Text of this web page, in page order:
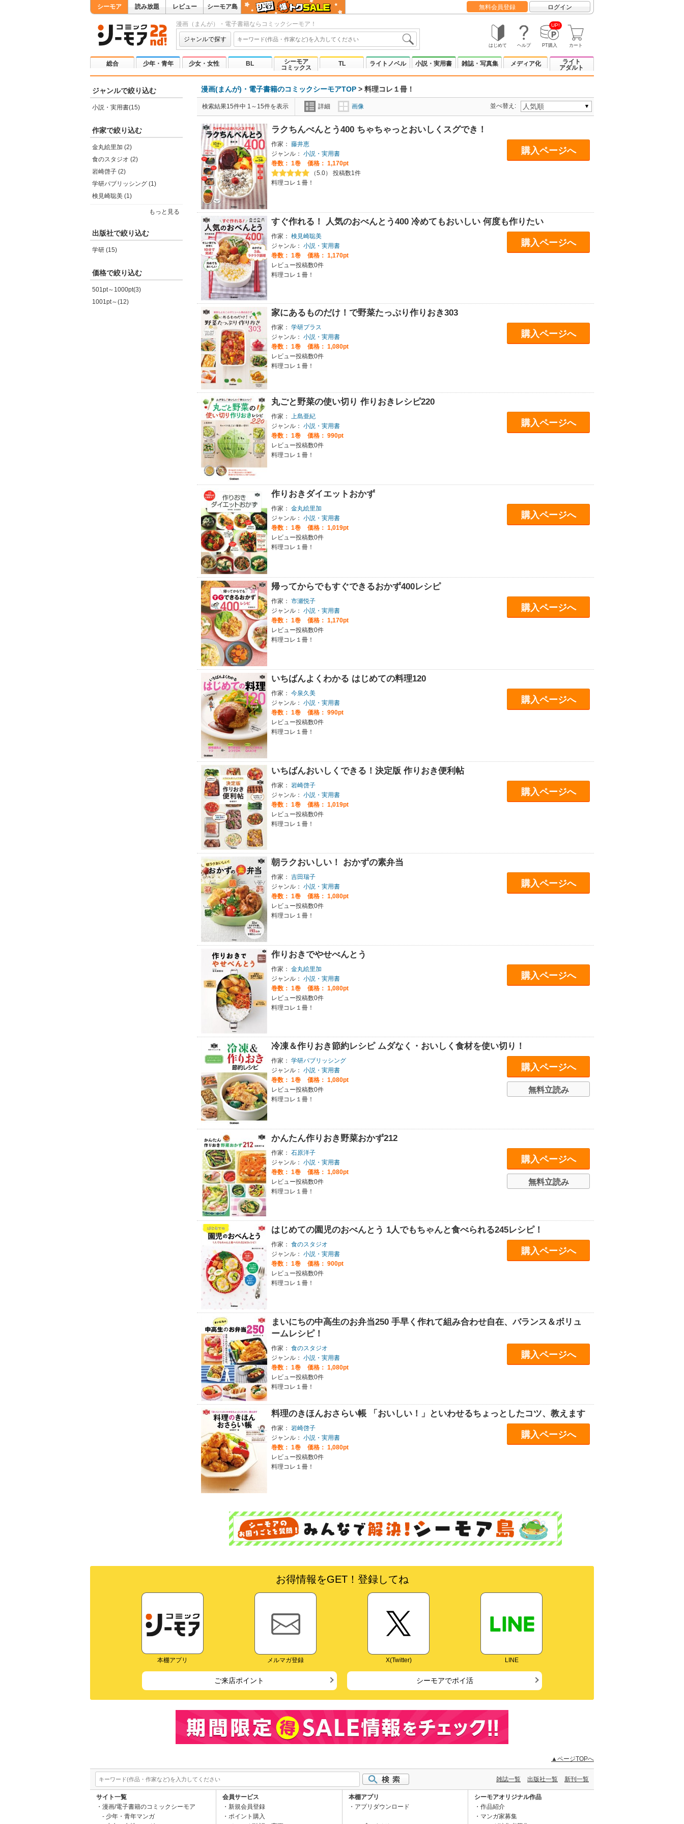
シーモア 読み放題 レビュー シーモア島 無料会員登録 ログイン
漫画（まんが）・電子書籍ならコミックシーモア！
ジャンルで探す
はじめて ヘルプ
UP!
PT購入 カート
総合 少年・青年 少女・女性 BL
シーモア
コミックス
TL ライトノベル 小説・実用書 雑誌・写真集 メディア化
ライト
アダルト
ジャンルで絞り込む
小説・実用書(15)
作家で絞り込む
金丸絵里加 (2)
食のスタジオ (2)
岩崎啓子 (2)
学研パブリッシング (1)
検見崎聡美 (1)
もっと見る
出版社で絞り込む
学研 (15)
価格で絞り込む
501pt～1000pt(3)
1001pt～(12)
漫画(まんが)・電子書籍のコミックシーモアTOP > 料理コレ１冊！
検索結果15件中 1～15件を表示 詳細 画像 並べ替え:
ラクちんべんとう400 ちゃちゃっとおいしくスグでき！
作家： 藤井恵
ジャンル： 小説・実用書
巻数： 1巻
価格： 1,170pt
（5.0） 投稿数1件
料理コレ１冊！
購入ページへ
すぐ作れる！ 人気のおべんとう400 冷めてもおいしい 何度も作りたい
作家： 検見崎聡美
ジャンル： 小説・実用書
巻数： 1巻
価格： 1,170pt
レビュー投稿数0件
料理コレ１冊！
購入ページへ
家にあるものだけ！で野菜たっぷり作りおき303
作家： 学研プラス
ジャンル： 小説・実用書
巻数： 1巻
価格： 1,080pt
レビュー投稿数0件
料理コレ１冊！
購入ページへ
丸ごと野菜の使い切り 作りおきレシピ220
作家： 上島亜紀
ジャンル： 小説・実用書
巻数： 1巻
価格： 990pt
レビュー投稿数0件
料理コレ１冊！
購入ページへ
作りおきダイエットおかず
作家： 金丸絵里加
ジャンル： 小説・実用書
巻数： 1巻
価格： 1,019pt
レビュー投稿数0件
料理コレ１冊！
購入ページへ
帰ってからでもすぐできるおかず400レシピ
作家： 市瀬悦子
ジャンル： 小説・実用書
巻数： 1巻
価格： 1,170pt
レビュー投稿数0件
料理コレ１冊！
購入ページへ
いちばんよくわかる はじめての料理120
作家： 今泉久美
ジャンル： 小説・実用書
巻数： 1巻
価格： 990pt
レビュー投稿数0件
料理コレ１冊！
購入ページへ
いちばんおいしくできる！決定版 作りおき便利帖
作家： 岩崎啓子
ジャンル： 小説・実用書
巻数： 1巻
価格： 1,019pt
レビュー投稿数0件
料理コレ１冊！
購入ページへ
朝ラクおいしい！ おかずの素弁当
作家： 吉田瑞子
ジャンル： 小説・実用書
巻数： 1巻
価格： 1,080pt
レビュー投稿数0件
料理コレ１冊！
購入ページへ
作りおきでやせべんとう
作家： 金丸絵里加
ジャンル： 小説・実用書
巻数： 1巻
価格： 1,080pt
レビュー投稿数0件
料理コレ１冊！
購入ページへ
冷凍＆作りおき節約レシピ ムダなく・おいしく食材を使い切り！
作家： 学研パブリッシング
ジャンル： 小説・実用書
巻数： 1巻
価格： 1,080pt
レビュー投稿数0件
料理コレ１冊！
購入ページへ
無料立読み
かんたん作りおき野菜おかず212
作家： 石原洋子
ジャンル： 小説・実用書
巻数： 1巻
価格： 1,080pt
レビュー投稿数0件
料理コレ１冊！
購入ページへ
無料立読み
はじめての園児のおべんとう 1人でもちゃんと食べられる245レシピ！
作家： 食のスタジオ
ジャンル： 小説・実用書
巻数： 1巻
価格： 900pt
レビュー投稿数0件
料理コレ１冊！
購入ページへ
まいにちの中高生のお弁当250 手早く作れて組み合わせ自在、バランス＆ボリュ
ームレシピ！
作家： 食のスタジオ
ジャンル： 小説・実用書
巻数： 1巻
価格： 1,080pt
レビュー投稿数0件
料理コレ１冊！
購入ページへ
料理のきほんおさらい帳 「おいしい！」といわせるちょっとしたコツ、教えます
作家： 岩崎啓子
ジャンル： 小説・実用書
巻数： 1巻
価格： 1,080pt
レビュー投稿数0件
料理コレ１冊！
購入ページへ
お得情報をGET！登録してね
本棚アプリ メルマガ登録 X(Twitter) LINE
ご来店ポイント シーモアでポイ活
▲ページTOPへ
雑誌一覧 出版社一覧 新刊一覧
サイト一覧
漫画/電子書籍のコミックシーモア
少年・青年マンガ
会員サービス
新規会員登録
ポイント購入
本棚アプリ
アプリダウンロード
シーモアオリジナル作品
作品紹介
マンガ家募集